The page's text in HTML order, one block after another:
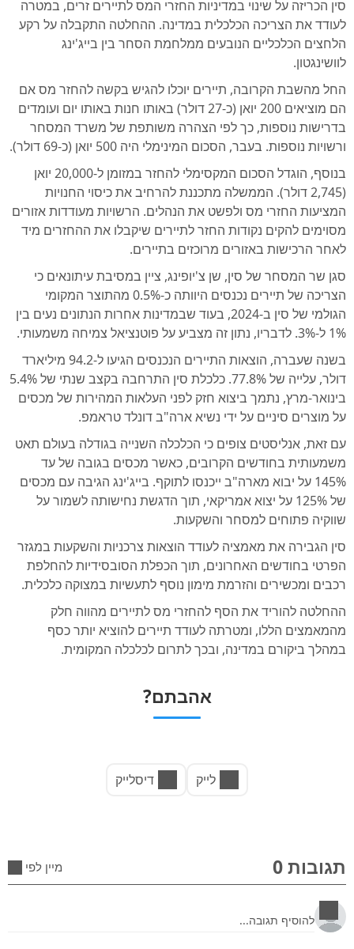
סין הכריזה על שינוי במדיניות החזרי המס לתיירים זרים, במטרה
לעודד את הצריכה הכלכלית במדינה. ההחלטה התקבלה על רקע
הלחצים הכלכליים הנובעים ממלחמת הסחר בין בייג'ינג
לוושינגטון.
החל מהשבת הקרובה, תיירים יוכלו להגיש בקשה להחזר מס אם
הם מוציאים 200 יואן (כ-27 דולר) באותו חנות באותו יום ועומדים
בדרישות נוספות, כך לפי הצהרה משותפת של משרד המסחר
ורשויות נוספות. בעבר, הסכום המינימלי היה 500 יואן (כ-69 דולר).
בנוסף, הוגדל הסכום המקסימלי להחזר במזומן ל-20,000 יואן
(2,745 דולר). הממשלה מתכננת להרחיב את כיסוי החנויות
המציעות החזרי מס ולפשט את הנהלים. הרשויות מעודדות אזורים
מסוימים להקים נקודות החזר לתיירים שיקבלו את ההחזרים מיד
לאחר הרכישות באזורים מרוכזים בתיירים.
סגן שר המסחר של סין, שן צ'יופינג, ציין במסיבת עיתונאים כי
הצריכה של תיירים נכנסים היוותה כ-0.5% מהתוצר המקומי
הגולמי של סין ב-2024, בעוד שבמדינות אחרות הנתונים נעים בין
1% ל-3%. לדבריו, נתון זה מצביע על פוטנציאל צמיחה משמעותי.
בשנה שעברה, הוצאות התיירים הנכנסים הגיעו ל-94.2 מיליארד
דולר, עלייה של 77.8%. כלכלת סין התרחבה בקצב שנתי של 5.4%
בינואר-מרץ, נתמך ביצוא חזק לפני העלאות המהירות של מכסים
על מוצרים סיניים על ידי נשיא ארה"ב דונלד טראמפ.
עם זאת, אנליסטים צופים כי הכלכלה השנייה בגודלה בעולם תאט
משמעותית בחודשים הקרובים, כאשר מכסים בגובה של עד
145% על יבוא מארה"ב ייכנסו לתוקף. בייג'ינג הגיבה עם מכסים
של 125% על יצוא אמריקאי, תוך הדגשת נחישותה לשמור על
שווקיה פתוחים למסחר והשקעות.
סין הגבירה את מאמציה לעודד הוצאות צרכניות והשקעות במגזר
הפרטי בחודשים האחרונים, תוך הכפלת הסובסידיות להחלפת
רכבים ומכשירים והזרמת מימון נוסף לתעשיות במצוקה כלכלית.
ההחלטה להוריד את הסף להחזרי מס לתיירים מהווה חלק
מהמאמצים הללו, ומטרתה לעודד תיירים להוציא יותר כסף
במהלך ביקורם במדינה, ובכך לתרום לכלכלה המקומית.
אהבתם?
לייק דיסלייק
תגובות 0 מיין לפי